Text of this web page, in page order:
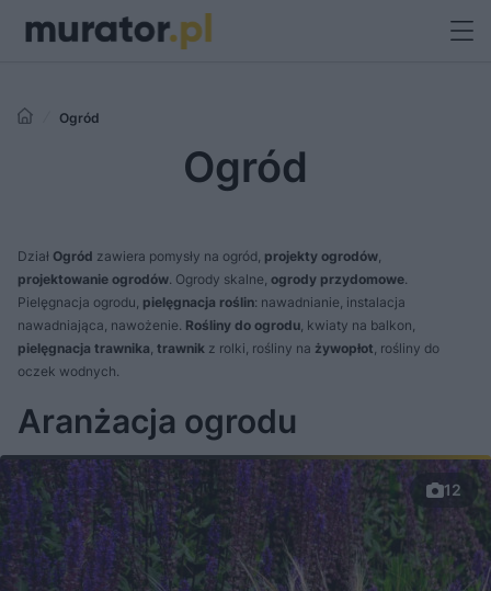
Ogród
Ogród
Dział Ogród zawiera pomysły na ogród, projekty ogrodów
projektowanie ogrodów . Ogrody skalne, ogrody przydomowe
Pielęgnacja ogrodu, pielęgnacja roślin: nawadnianie, instalacja
nawadniająca, nawożenie. Rośliny do ogrodu , kwiaty na balkon,
pielęgnacja trawnika trawnik z rolki, rośliny na żywopłot , rośliny do
oczek wodnych.
Aranżacja ogrodu
12